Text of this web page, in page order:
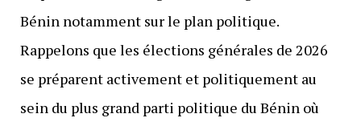
Bénin notamment sur le plan politique.
Rappelons que les élections générales de 2026
se préparent activement et politiquement au
sein du plus grand parti politique du Bénin où